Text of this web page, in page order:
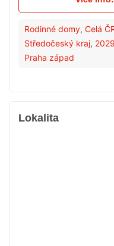
Rodinné domy, Celá
Středočeský kraj, 2029
Praha západ
Lokalita